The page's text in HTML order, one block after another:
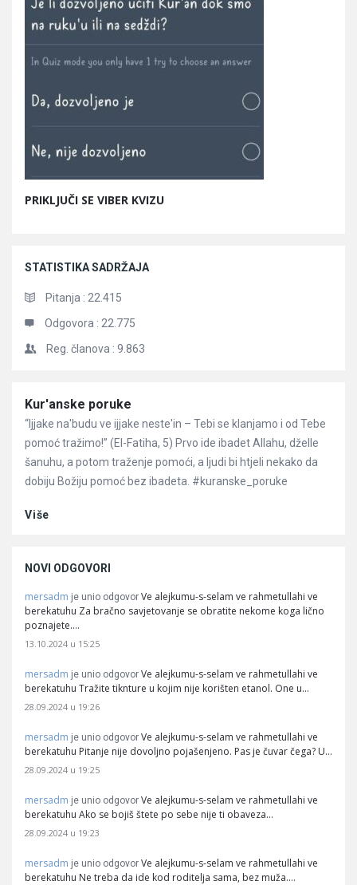
PRIKLJUČI SE VIBER KVIZU
STATISTIKA SADRŽAJA
Pitanja : 22.415
Odgovora : 22.775
Reg. članova : 9.863
Članci
Kur'anske poruke
“Ijjake na'budu ve ijjake neste'in – Tebi se klanjamo i od Tebe
pomoć tražimo!” (El-Fatiha, 5) Prvo ide ibadet Allahu, dželle
šanuhu, a potom traženje pomoći, a ljudi bi htjeli nekako da
dobiju Božiju pomoć bez ibadeta. #kuranske_poruke
Više
NOVI ODGOVORI
mersadm je unio odgovor Ve alejkumu-s-selam ve rahmetullahi ve
berekatuhu Za bračno savjetovanje se obratite nekome koga lično
poznajete.…
13.10.2024 u 15:25
mersadm je unio odgovor Ve alejkumu-s-selam ve rahmetullahi ve
berekatuhu Tražite tiknture u kojim nije korišten etanol. One u…
28.09.2024 u 19:26
mersadm je unio odgovor Ve alejkumu-s-selam ve rahmetullahi ve
berekatuhu Pitanje nije dovoljno pojašenjeno. Pas je čuvar čega? U…
28.09.2024 u 19:25
mersadm je unio odgovor Ve alejkumu-s-selam ve rahmetullahi ve
berekatuhu Ako se bojiš štete po sebe nije ti obaveza…
28.09.2024 u 19:23
mersadm je unio odgovor Ve alejkumu-s-selam ve rahmetullahi ve
berekatuhu Ne treba da ide kod roditelja sama, bez muža.…